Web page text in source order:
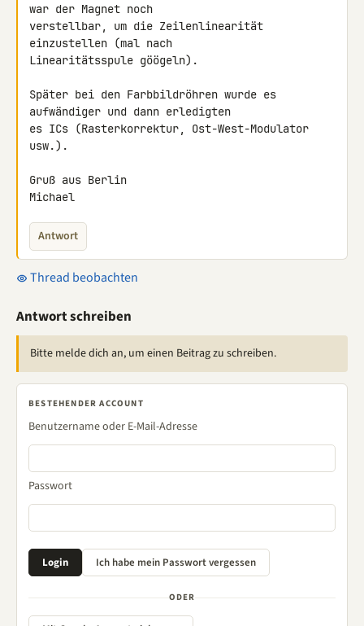
war der Magnet noch
verstellbar, um die Zeilenlinearität
einzustellen (mal nach
Linearitätsspule göögeln).
Später bei den Farbbildröhren wurde es
aufwändiger und dann erledigten
es ICs (Rasterkorrektur, Ost-West-Modulator
usw.).
Gruß aus Berlin
Michael
Antwort
Thread beobachten
Antwort schreiben
Bitte melde dich an, um einen Beitrag zu schreiben.
BESTEHENDER ACCOUNT
Benutzername oder E-Mail-Adresse
Passwort
ODER